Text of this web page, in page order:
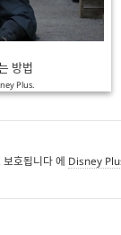
방법
Plus.
보호됩니다 에 Disney